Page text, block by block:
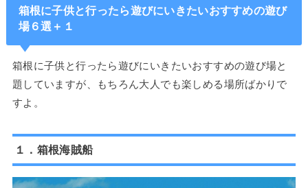
箱根に子供と行ったら遊びにいきたいおすすめの遊び
場６選＋１
箱根に子供と行ったら遊びにいきたいおすすめの遊び場と
題していますが、もちろん大人でも楽しめる場所ばかりで
すよ。
１．箱根海賊船